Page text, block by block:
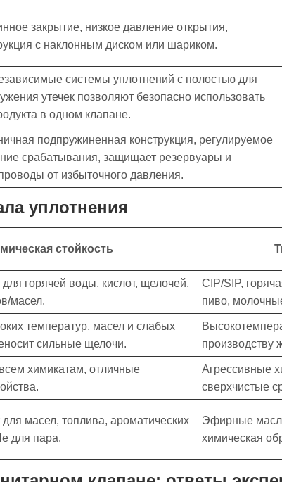
закрытие, низкое давление открытия,
с наклонным диском или шариком.
системы уплотнений с полостью для
утечек позволяют безопасно использовать
в одном клапане.
подпружиненная конструкция, регулируемое
срабатывания, защищает резервуары и
от избыточного давления.
уплотнения
стойкость
горячей воды, кислот, щелочей,
масел.
CIP/SIP,
пиво,
температур, масел и слабых
сильные щелочи.
производству
химикатам, отличные
Агрессивные
сверхчистые
масел, топлива, ароматических
для пара.
Эфирные
химическая